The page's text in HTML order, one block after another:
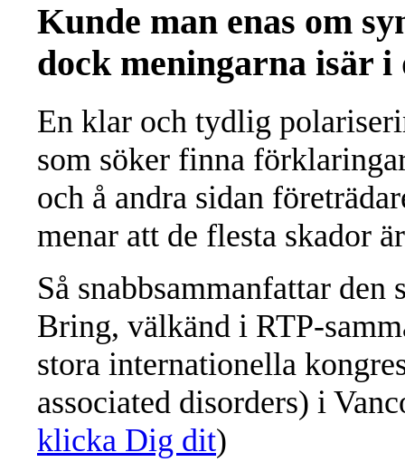
Kunde man enas om
dock meningarna isär
En klar och tydlig
som söker finna
och å andra sidan
menar att de flesta skador
Så snabbsammanfattar
Bring, välkänd i RTP-
stora internationella
associated disorders) i
klicka Dig dit)